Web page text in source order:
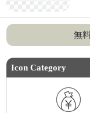
無
Icon Category